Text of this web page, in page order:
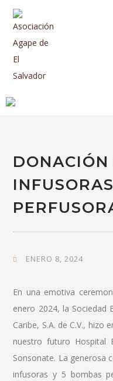
ENERO 8, 2024
En una emotiva
enero 2024, la Sociedad
Caribe, S.A. de C.V., hizo
nuestro futuro Hospital
Sonsonate. La generosa
infusoras y 5 bombas